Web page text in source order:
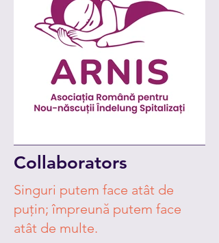
Collaborators
Singuri putem face atât de
puțin; împreună putem face
atât de multe.